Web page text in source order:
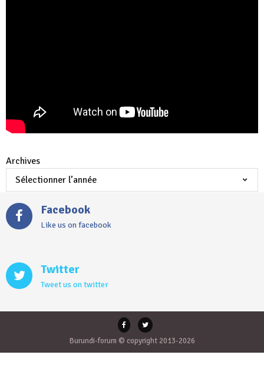
Archives
Facebook
Like us on facebook
Twitter
Tweet us on twitter
Burundi-forum © copyright 2013-2026